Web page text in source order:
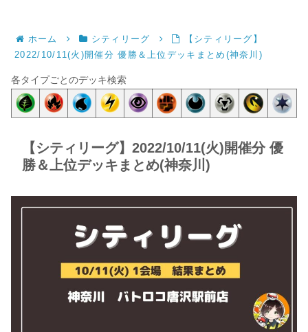
ホーム シティリーグ
【シティリーグ】
2022/10/11(火)開催分 優勝＆上位デッキまとめ(神奈川)
各タイプごとのデッキ検索
【シティリーグ】2022/10/11(火)開催分 優
勝＆上位デッキまとめ(神奈川)